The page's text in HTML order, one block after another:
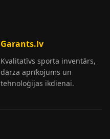
Garants.lv
Kvalitatīvs sporta inventārs,
dārza aprīkojums un
tehnoloģijas ikdienai.